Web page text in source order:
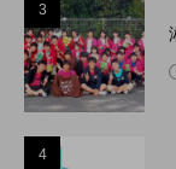
3
4